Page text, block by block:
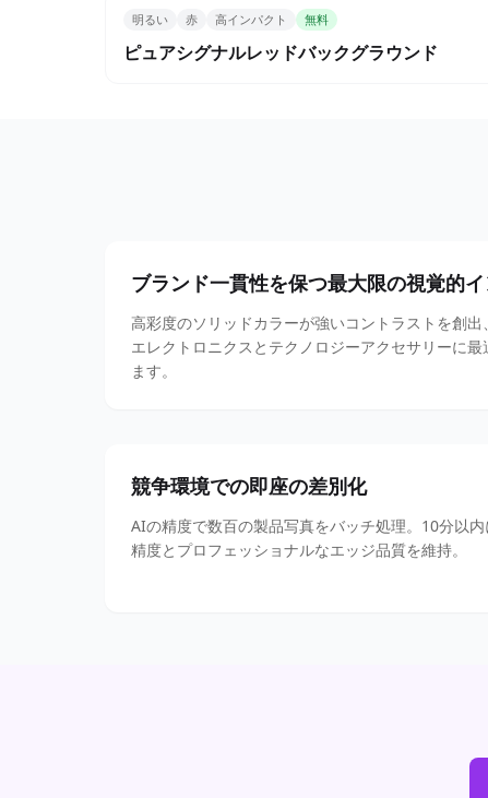
明るい 赤 高インパクト 無料
ピュアシグナルレッドバックグラウンド
ブランド一貫性を保つ最大限の視覚的
高彩度のソリッドカラーが強いコントラストを創出
エレクトロニクスとテクノロジーアクセサリーに
ます。
競争環境での即座の差別化
AIの精度で数百の製品写真をバッチ処理。10分以
精度とプロフェッショナルなエッジ品質を維持。